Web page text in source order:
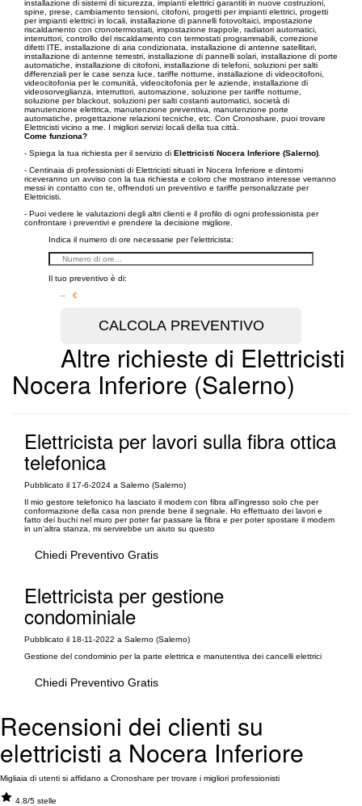
installazione di sistemi di sicurezza, impianti elettrici garantiti in nuove costruzioni,
spine, prese, cambiamento tensioni, citofoni, progetti per impianti elettrici, progetti
per impianti elettrici in locali, installazione di pannelli fotovoltaici, impostazione
riscaldamento con cronotermostati, impostazione trappole, radiatori automatici,
interruttori, controllo del riscaldamento con termostati programmabili, correzione
difetti ITE, installazione di aria condizionata, installazione di antenne satellitari,
installazione di antenne terrestri, installazione di pannelli solari, installazione di porte
automatiche, installazione di citofoni, installazione di telefoni, soluzioni per salti
differenziali per le case senza luce, tariffe notturne, installazione di videocitofoni,
videocitofonia per le comunità, videocitofonia per le aziende, installazione di
videosorveglianza, interruttori, automazione, soluzione per tariffe notturne,
soluzione per blackout, soluzioni per salti costanti automatici, società di
manutenzione elettrica, manutenzione preventiva, manutenzione porte
automatiche, progettazione relazioni tecniche, etc. Con Cronoshare, puoi trovare
Elettricisti vicino a me. I migliori servizi locali della tua città.
Come funziona?
- Spiega la tua richiesta per il servizio di Elettricisti Nocera Inferiore (Salerno)
- Centinaia di professionisti di Elettricisti situati in Nocera Inferiore e dintorni
riceveranno un avviso con la tua richiesta e coloro che mostrano interesse verranno
messi in contatto con te, offrendoti un preventivo e tariffe personalizzate per
Elettricisti.
- Puoi vedere le valutazioni degli altri clienti e il profilo di ogni professionista per
confrontare i preventivi e prendere la decisione migliore.
Indica il numero di ore necessarie per l'elettricista:
Il tuo preventivo è di:
– €
Altre richieste di Elettricisti
Nocera Inferiore (Salerno)
Elettricista per lavori sulla fibra ottica
telefonica
Pubblicato il 17-6-2024 a Salerno (Salerno)
Il mio gestore telefonico ha lasciato il modem con fibra all'ingresso solo che per
conformazione della casa non prende bene il segnale. Ho effettuato dei lavori e
fatto dei buchi nel muro per poter far passare la fibra e per poter spostare il modem
in un'altra stanza, mi servirebbe un aiuto su questo
Chiedi Preventivo Gratis
Elettricista per gestione
condominiale
Pubblicato il 18-11-2022 a Salerno (Salerno)
Gestione del condominio per la parte elettrica e manutentiva dei cancelli elettrici
Chiedi Preventivo Gratis
Recensioni dei clienti su
elettricisti a Nocera Inferiore
Migliaia di utenti si affidano a Cronoshare per trovare i migliori professionisti
4.8/5 stelle